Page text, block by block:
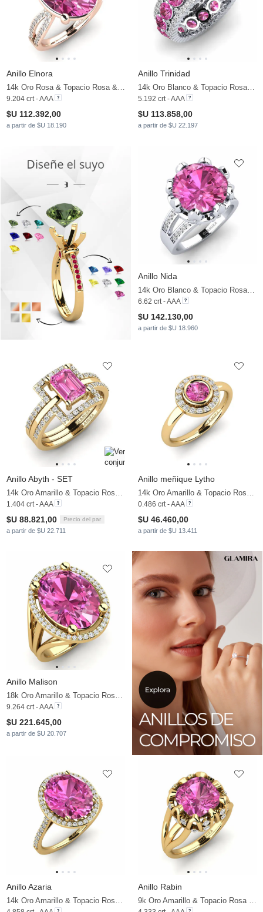
Anillo Elnora
14k Oro Rosa & Topacio Rosa & Moissanita
9.204 crt - AAA
$U 112.392,00
a partir de $U 18.190
Anillo Trinidad
14k Oro Blanco & Topacio Rosa & Moissanita
5.192 crt - AAA
$U 113.858,00
a partir de $U 22.197
Anillo Nida
14k Oro Blanco & Topacio Rosa & Moissanita
6.62 crt - AAA
$U 142.130,00
a partir de $U 18.960
Anillo Abyth - SET
14k Oro Amarillo & Topacio Rosa & Moissanita
1.404 crt - AAA
$U 88.821,00 Precio del par
a partir de $U 22.711
Anillo meñique Lytho
14k Oro Amarillo & Topacio Rosa & Moissanita
0.486 crt - AAA
$U 46.460,00
a partir de $U 13.411
Anillo Malison
18k Oro Amarillo & Topacio Rosa & Moissanita
9.264 crt - AAA
$U 221.645,00
a partir de $U 20.707
Anillo Azaria Anillo Rabin